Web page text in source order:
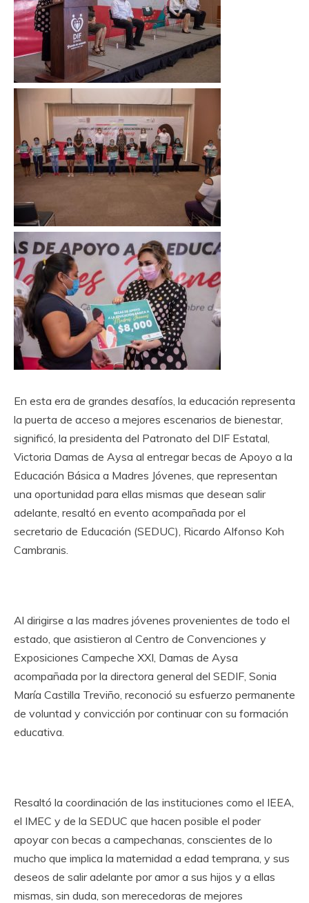
En esta era de grandes desafíos, la educación representa
la puerta de acceso a mejores escenarios de bienestar,
significó, la presidenta del Patronato del DIF Estatal,
Victoria Damas de Aysa al entregar becas de Apoyo a la
Educación Básica a Madres Jóvenes, que representan
una oportunidad para ellas mismas que desean salir
adelante, resaltó en evento acompañada por el
secretario de Educación (SEDUC) , Ricardo Alfonso Koh
Cambranis.
Al dirigirse a las madres jóvenes provenientes de todo el
estado, que asistieron al Centro de Convenciones y
Exposiciones Campeche XXI, Damas de Aysa
acompañada por la directora general del SEDIF, Sonia
María Castilla Treviño, reconoció su esfuerzo permanente
de voluntad y convicción por continuar con su formación
educativa.
Resaltó la coordinación de las instituciones como el IEEA,
el IMEC y de la SEDUC que hacen posible el poder
apoyar con becas a campechanas, conscientes de lo
mucho que implica la maternidad a edad temprana, y sus
deseos de salir adelante por amor a sus hijos y a ellas
mismas, sin duda, son merecedoras de mejores